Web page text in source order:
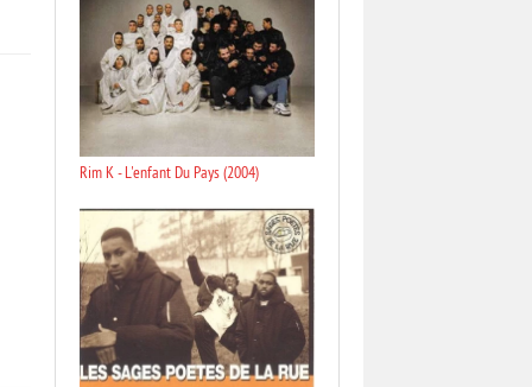
Rim K - L'enfant Du Pays (2004)